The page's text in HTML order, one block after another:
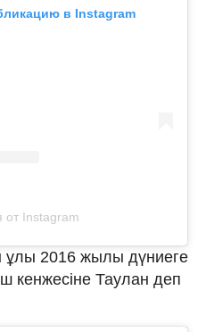
в Instagram
от Instagram
ұлы 2016 жылы дүниеге
кенжесіне Таулан деп